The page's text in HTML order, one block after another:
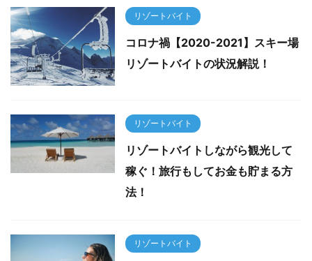
リゾートバイト
コロナ禍【2020-2021】スキー場
リゾートバイトの状況解説！
リゾートバイト
リゾートバイトしながら観光して
稼ぐ！旅行もしてお金も貯まる方
法！
リゾートバイト